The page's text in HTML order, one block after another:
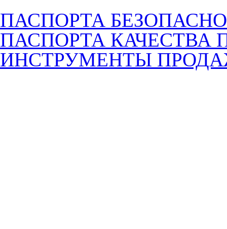
ПАСПОРТА
ПАСПОРТА КАЧЕСТВА
ИНСТРУМЕНТЫ